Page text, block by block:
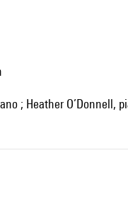
; Heather O’Donnell,